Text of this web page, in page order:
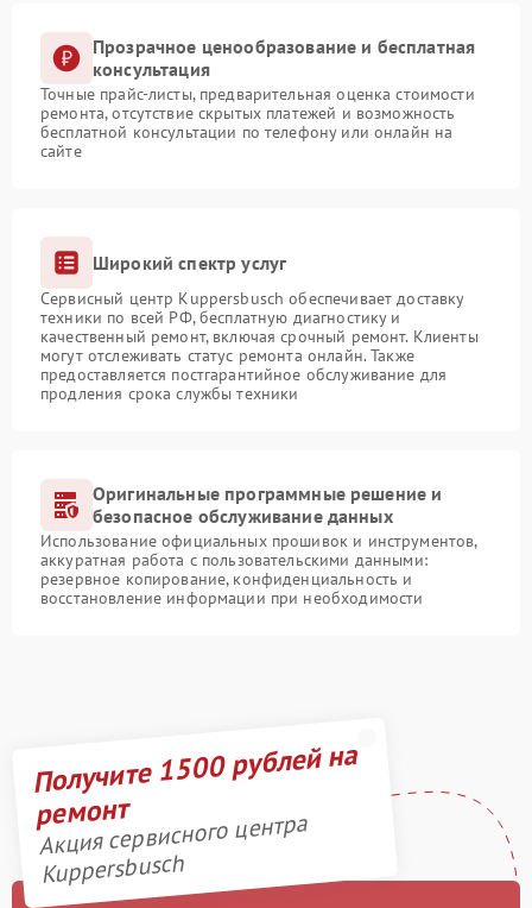
Прозрачное ценообразование и бесплатная
консультация
Точные прайс-листы, предварительная оценка стоимости
ремонта, отсутствие скрытых платежей и возможность
бесплатной консультации по телефону или онлайн на
сайте
Широкий спектр услуг
Сервисный центр Kuppersbusch обеспечивает доставку
техники по всей РФ, бесплатную диагностику и
качественный ремонт, включая срочный ремонт. Клиенты
могут отслеживать статус ремонта онлайн. Также
предоставляется постгарантийное обслуживание для
продления срока службы техники
Оригинальные программные решение и
безопасное обслуживание данных
Использование официальных прошивок и инструментов,
аккуратная работа с пользовательскими данными:
резервное копирование, конфиденциальность и
восстановление информации при необходимости
Получите 1500 рублей на
ремонт
Акция сервисного центра
Kuppersbusch